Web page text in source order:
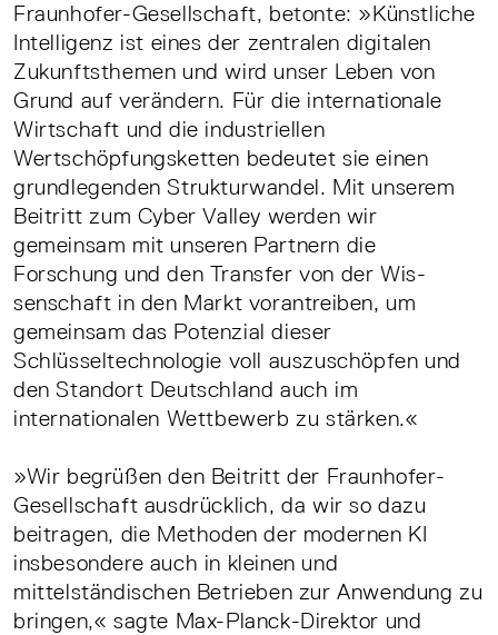
Fraunhofer-Gesellschaft, betonte: »Künstliche
Intelligenz ist eines der zentralen digitalen
Zukunftsthemen und wird unser Leben von
Grund auf verändern. Für die internationale
Wirtschaft und die industriellen
Wertschöpfungsketten bedeutet sie einen
grundlegenden Strukturwandel. Mit unserem
Beitritt zum Cyber Valley werden wir
gemeinsam mit unseren Partnern die
Forschung und den Transfer von der Wis-
senschaft in den Markt vorantreiben, um
gemeinsam das Potenzial dieser
Schlüsseltechnologie voll auszuschöpfen und
den Standort Deutschland auch im
internationalen Wettbewerb zu stärken.«
»Wir begrüßen den Beitritt der Fraunhofer-
Gesellschaft ausdrücklich, da wir so dazu
beitragen, die Methoden der modernen KI
insbesondere auch in kleinen und
mittelständischen Betrieben zur Anwendung zu
bringen,« sagte Max-Planck-Direktor und